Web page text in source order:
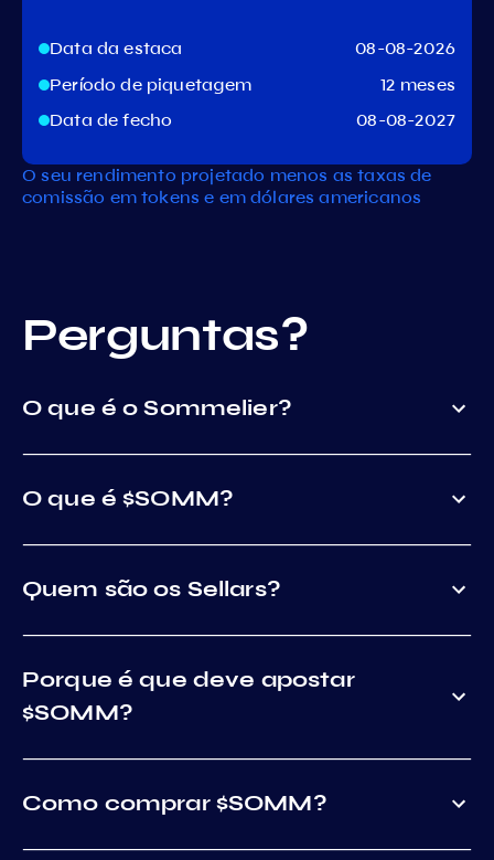
Data da estaca
08-08-2026
Período de piquetagem
12 meses
Data de fecho
08-08-2027
O seu rendimento projetado menos as taxas de
comissão em tokens e em dólares americanos
Perguntas?
O que é o Sommelier?
O que é $SOMM?
Quem são os Sellars?
Porque é que deve apostar
$SOMM?
Como comprar $SOMM?